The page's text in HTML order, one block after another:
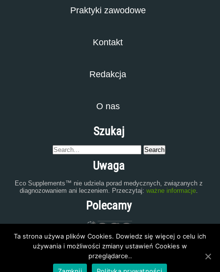
Praktyki zawodowe
Kontakt
Redakcja
O nas
Szukaj
Uwaga
Eco Supplements™ nie udziela porad medycznych, związanych z
diagnozowaniem ani leczeniem. Przeczytaj:ważne informacje.
Polecamy
Ta strona używa plików Cookies. Dowiedz się więcej o celu ich
używania i możliwości zmiany ustawień Cookies w
przeglądarce..